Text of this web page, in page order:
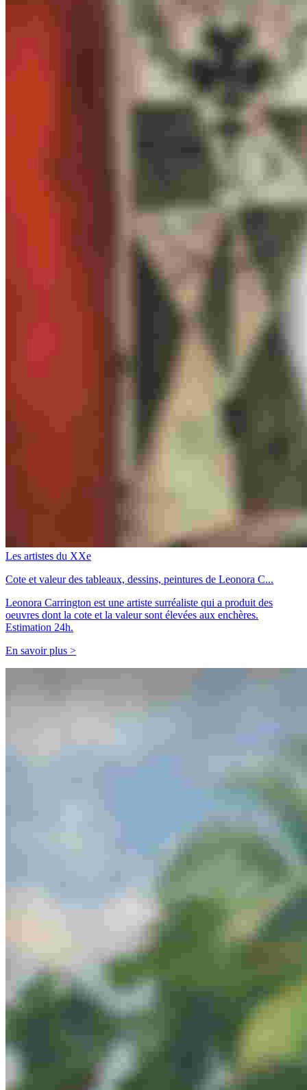
Les artistes du XXe
Cote et valeur des tableaux, dessins, peintures de Leonora C...
Leonora Carrington est une artiste surréaliste qui a produit des
oeuvres dont la cote et la valeur sont élevées aux enchères.
Estimation 24h.
En savoir plus >